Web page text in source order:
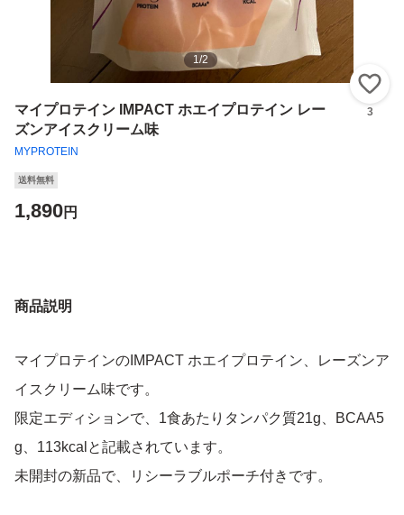
1/2
マイプロテイン IMPACT ホエイプロテイン レー
ズンアイスクリーム味
MYPROTEIN
3
送料無料
1,890円
商品説明
マイプロテインのIMPACT ホエイプロテイン、レーズンア
イスクリーム味です。
限定エディションで、1食あたりタンパク質21g、BCAA5
g、113kcalと記載されています。
未開封の新品で、リシーラブルポーチ付きです。